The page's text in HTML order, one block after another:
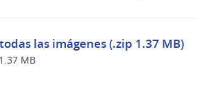
seminario
en
el
las imágenes (.zip 1.37 MB)
MB